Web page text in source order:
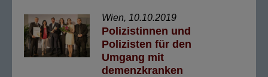
Wien, 10.10.2019
Polizistinnen und
Polizisten für den
Umgang mit
demenzkranken